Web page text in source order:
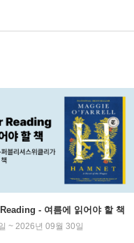
- 여름에 읽어야 할 책
~ 2026년 09월 30일